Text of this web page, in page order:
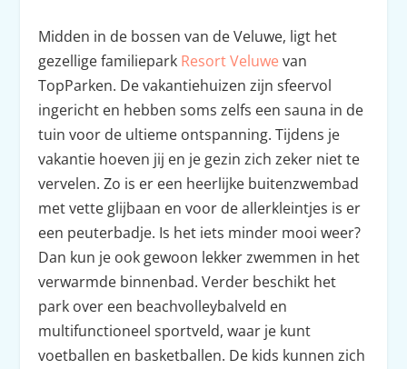
Midden in de bossen van de Veluwe, ligt het
gezellige familiepark Resort Veluwe van
TopParken. De vakantiehuizen zijn sfeervol
ingericht en hebben soms zelfs een sauna in de
tuin voor de ultieme ontspanning. Tijdens je
vakantie hoeven jij en je gezin zich zeker niet te
vervelen. Zo is er een heerlijke buitenzwembad
met vette glijbaan en voor de allerkleintjes is er
een peuterbadje. Is het iets minder mooi weer?
Dan kun je ook gewoon lekker zwemmen in het
verwarmde binnenbad. Verder beschikt het
park over een beachvolleybalveld en
multifunctioneel sportveld, waar je kunt
voetballen en basketballen. De kids kunnen zich